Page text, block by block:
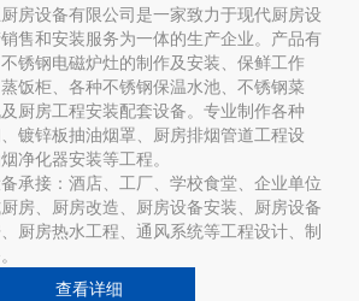
设备有限公司是一家致力于现代厨房设
售和安装服务为一体的生产企业。产品有
锈钢电磁炉灶的制作及安装、保鲜工作
饭柜、各种不锈钢保温水池、不锈钢菜
厨房工程安装配套设备。专业制作各种
镀锌板抽油烟罩、厨房排烟管道工程设
净化器安装等工程。
接：酒店、工厂、学校食堂、企业单位
房、厨房改造、厨房设备安装、厨房设备
厨房热水工程、通风系统等工程设计、制
查看详细